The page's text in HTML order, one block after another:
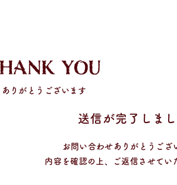
YOU
ありがとうございます
送信が完了しま
お問い合わせありがとうござ
内容を確認の上、ご返信させてい